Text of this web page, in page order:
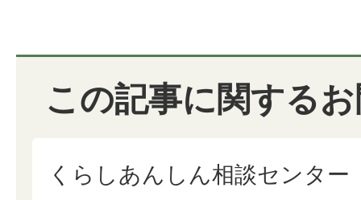
この記事に関する
くらしあんしん相談センター